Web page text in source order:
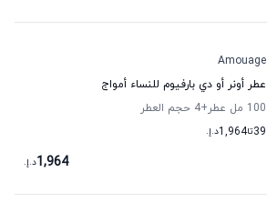
Amouage
عطر أونر أو دي بارفيوم للنساء أمواج
100 مل عطر
+4
حجم العطر
39تا1,964د.إ.
1,964د.إ.